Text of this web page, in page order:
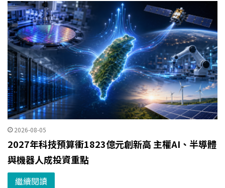
2026-08-05
2027年科技預算衝1823億元創新高 主權AI、半導體
與機器人成投資重點
繼續閱讀